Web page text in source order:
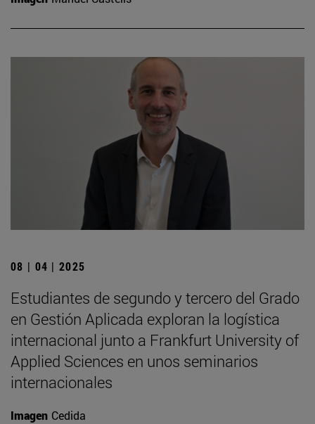
08 | 04 | 2025
Estudiantes de segundo y tercero del Grado
en Gestión Aplicada exploran la logística
internacional junto a Frankfurt University of
Applied Sciences en unos seminarios
internacionales
Imagen Cedida